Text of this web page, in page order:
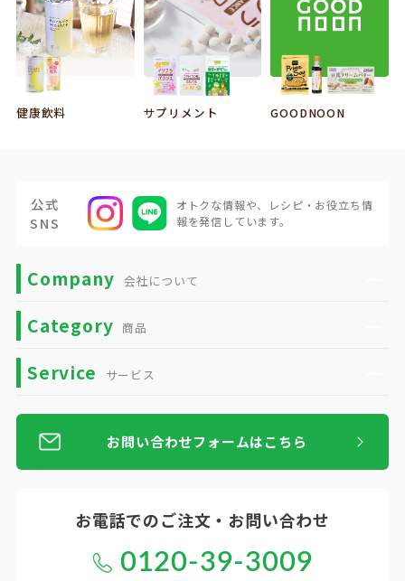
健康飲料 サプリメント GOODNOON
公式
SNS
オトクな情報や、
レシピ・お役立ち情
報を発信しています。
Company 会社について
Category 商品
Service サービス
お問い合わせフォームはこちら
お電話でのご注文・お問い合わせ
0120-39-3009